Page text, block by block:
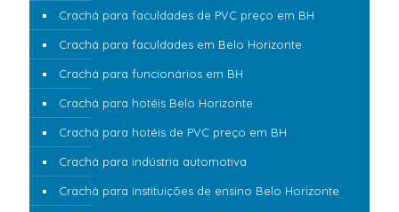
Crachá para faculdades de PVC preço em BH
Crachá para faculdades em Belo Horizonte
Crachá para funcionários em BH
Crachá para hotéis Belo Horizonte
Crachá para hotéis de PVC preço em BH
Crachá para indústria automotiva
Crachá para instituições de ensino Belo Horizonte